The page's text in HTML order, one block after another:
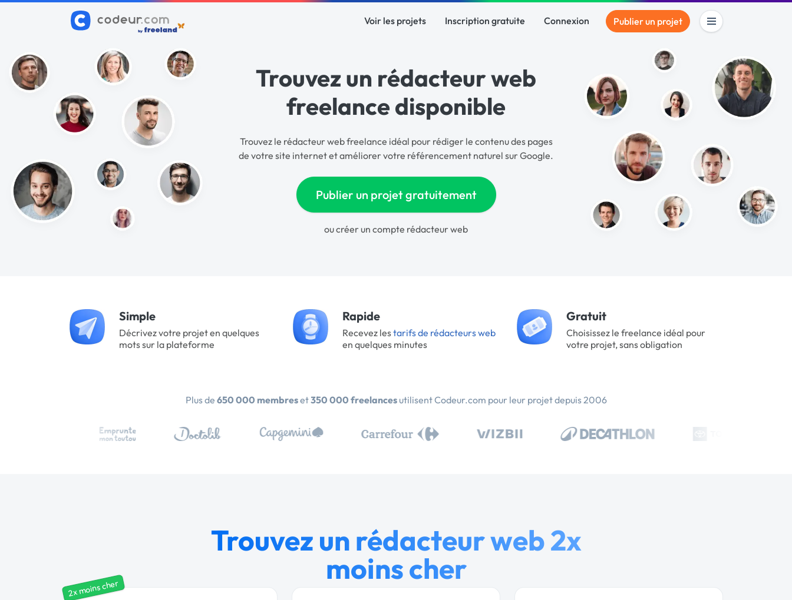
Voir les projets Inscription gratuite Connexion Publier un projet
Trouvez un rédacteur web
freelance disponible
Trouvez le rédacteur web freelance idéal pour rédiger le contenu des pages
de votre site internet et améliorer votre référencement naturel sur Google.
Publier un projet gratuitement
oucréer un compte rédacteur web
Simple
Décrivez votre projet en quelques
mots sur la plateforme
Rapide
Recevez lestarifs de rédacteurs web
en quelques minutes
Gratuit
Choisissez le freelance idéal pour
votre projet, sans obligation
Plus de 650 000 membreset350 000 freelancesutilisent Codeur.com pour leur projet depuis 2006
Trouvez un rédacteur web 2x
moins cher
2x moins cher